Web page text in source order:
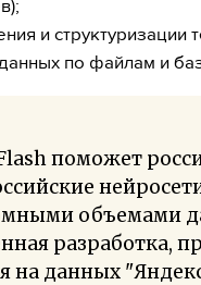
и структуризации
по файлам и
поможет
объемами
разработка,
на данных